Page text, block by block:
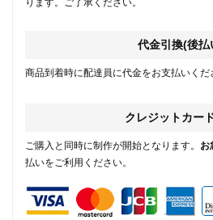
ります。ご了承ください。
代金引換(後払
商品到着時に配達員に代金をお支払いく
クレジットカー
ご購入と同時に制作が開始となります。 お
払いをご利用ください。